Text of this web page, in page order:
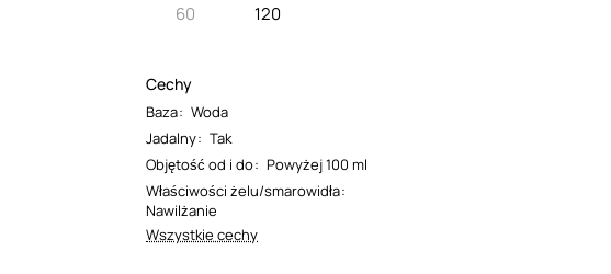
60 120
Cechy
Baza: Woda
Jadalny: Tak
Objętość od i do: Powyżej 100 ml
Właściwości żelu/smarowidła:
Nawilżanie
Wszystkie cechy